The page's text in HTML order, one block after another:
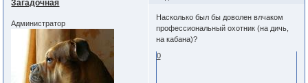
Загадочная
Администратор
Насколько был бы доволен влчаком
профессиональный охотник (на дичь,
на кабана)?
0